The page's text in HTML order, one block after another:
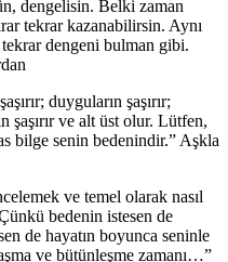
dengelisin. Belki zaman
tekrar kazanabilirsin. Aynı
dengeni bulman gibi.
duyguların şaşırır;
şaşırır ve alt üst olur. Lütfen,
bilge senin bedenindir.” Aşkla
ve temel olarak nasıl
bedenin istesen de
de hayatın boyunca seninle
ve bütünleşme zamanı…”